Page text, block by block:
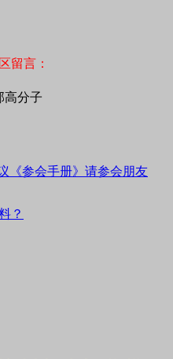
留言：
高分子
《参会手册》请参会朋友
？